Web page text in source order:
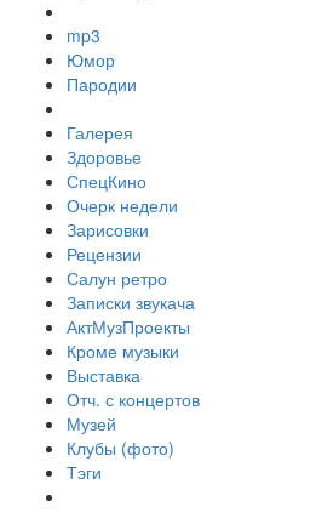
mp3
Юмор
Пародии
Галерея
Здоровье
СпецКино
Очерк недели
Зарисовки
Рецензии
Салун ретро
Записки звукача
АктМузПроекты
Кроме музыки
Выставка
Отч. с концертов
Музей
Клубы (фото)
Тэги